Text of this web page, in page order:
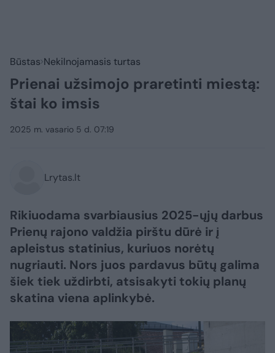
Būstas Nekilnojamasis turtas
Prienai užsimojo praretinti miestą:
štai ko imsis
2025 m. vasario 5 d. 07:19
Lrytas.lt
Rikiuodama svarbiausius 2025-ųjų darbus
Prienų rajono valdžia pirštu dūrė ir į
apleistus statinius, kuriuos norėtų
nugriauti. Nors juos pardavus būtų galima
šiek tiek uždirbti, atsisakyti tokių planų
skatina viena aplinkybė.